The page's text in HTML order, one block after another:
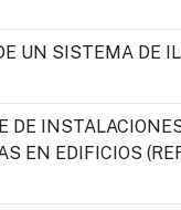
UN SISTEMA DE
DE
EN EDIFICIOS